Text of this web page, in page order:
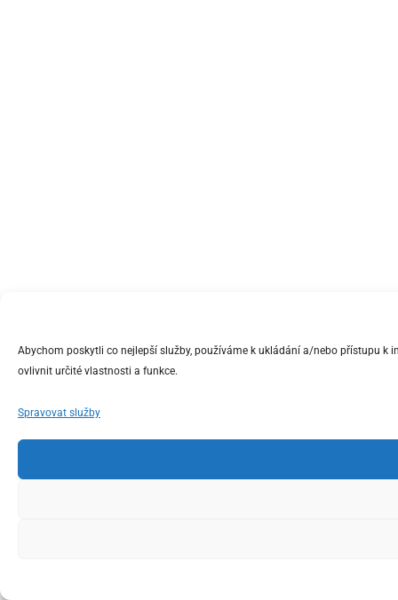
Abychom poskytli co nejlepší služby, používáme k ukládání a/nebo přístupu
ovlivnit určité vlastnosti a funkce.
Spravovat služby